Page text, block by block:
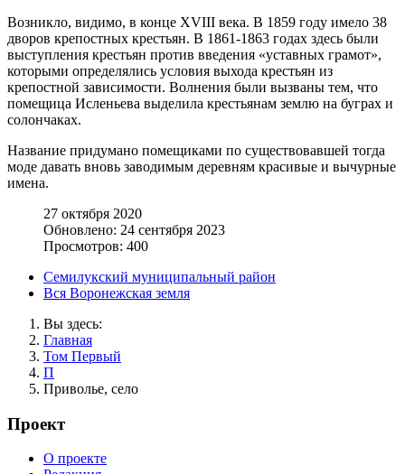
Возникло, видимо, в конце XVIII века. В 1859 году имело 38
дворов крепостных крестьян. В 1861-1863 годах здесь были
выступления крестьян против введения «уставных грамот»,
которыми определялись условия выхода крестьян из
крепостной зависимости. Волнения были вызваны тем, что
помещица Исленьева выделила крестьянам землю на буграх и
солончаках.
Название придумано помещиками по существовавшей тогда
моде давать вновь заводимым деревням красивые и вычурные
имена.
27 октября 2020
Обновлено: 24 сентября 2023
Просмотров: 400
Семилукский муниципальный район
Вся Воронежская земля
Вы здесь:
Главная
Том Первый
П
Приволье, село
Проект
О проекте